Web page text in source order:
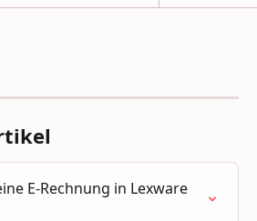
E-Rechnung in Lexware